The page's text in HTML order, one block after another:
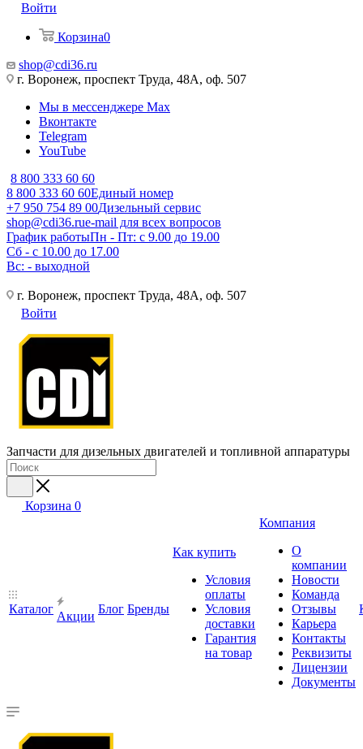
Войти
Корзина0
shop@cdi36.ru
г. Воронеж, проспект Труда, 48А, оф. 507
Мы в мессенджере Max
Вконтакте
Telegram
YouTube
8 800 333 60 60
8 800 333 60 60Единый номер
+7 950 754 89 00Дизельный сервис
shop@cdi36.rue-mail для всех вопросов
График работыПн - Пт: с 9.00 до 19.00
Сб - с 10.00 до 17.00
Вс: - выходной
г. Воронеж, проспект Труда, 48А, оф. 507
Войти
Запчасти для дизельных двигателей и топливной аппаратуры
Корзина 0
Каталог
Акции
Блог Бренды
Как купить
Условия
оплаты
Условия
доставки
Гарантия
на товар
Компания
О
компании
Новости
Команда
Отзывы
Карьера
Контакты
Реквизиты
Лицензии
Документы